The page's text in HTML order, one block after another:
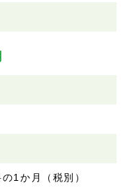
1か月（税別）